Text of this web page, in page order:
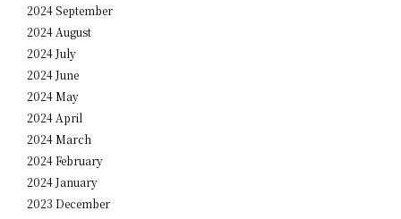
2024 September
2024 August
2024 July
2024 June
2024 May
2024 April
2024 March
2024 February
2024 January
2023 December